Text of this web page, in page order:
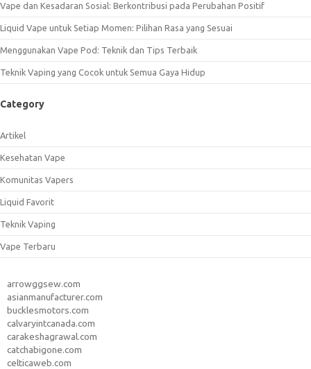
Vape dan Kesadaran Sosial: Berkontribusi pada Perubahan Positif
Liquid Vape untuk Setiap Momen: Pilihan Rasa yang Sesuai
Menggunakan Vape Pod: Teknik dan Tips Terbaik
Teknik Vaping yang Cocok untuk Semua Gaya Hidup
Category
Artikel
Kesehatan Vape
Komunitas Vapers
Liquid Favorit
Teknik Vaping
Vape Terbaru
arrowggsew.com
asianmanufacturer.com
bucklesmotors.com
calvaryintcanada.com
carakeshagrawal.com
catchabigone.com
celticaweb.com